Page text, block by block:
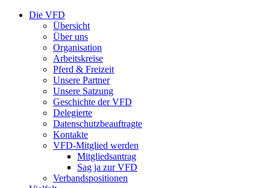
Die VFD
Übersicht
Über uns
Organisation
Arbeitskreise
Pferd & Freizeit
Unsere Partner
Unsere Satzung
Geschichte der VFD
Delegierte
Datenschutzbeauftragte
Kontakte
VFD-Mitglied werden
Mitgliedsantrag
Sag ja zur VFD
Verbandspositionen